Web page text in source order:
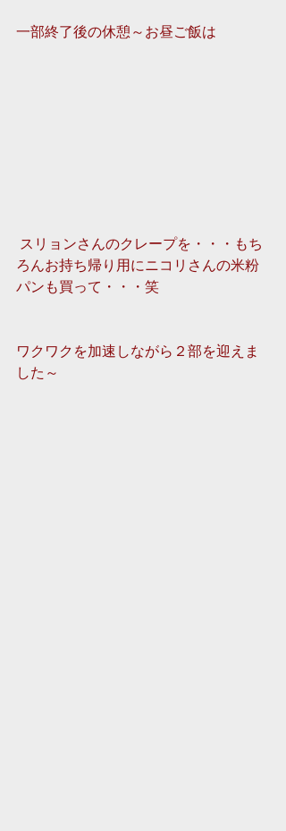
一部終了後の休憩～お昼ご飯は
ろんお持ち帰り用にニコリさんの米粉
パンも買って・・・笑
ワクワクを加速しながら２部を迎えま
した～